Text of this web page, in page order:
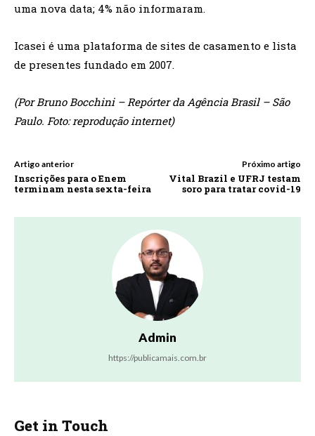
uma nova data; 4% não informaram.
Icasei é uma plataforma de sites de casamento e lista
de presentes fundado em 2007.
(Por Bruno Bocchini – Repórter da Agência Brasil – São
Paulo. Foto: reprodução internet)
Artigo anterior
Inscrições para o Enem
terminam nesta sexta-feira
Próximo artigo
Vital Brazil e UFRJ testam
soro para tratar covid-19
Admin
https://publicamais.com.br
Get in Touch